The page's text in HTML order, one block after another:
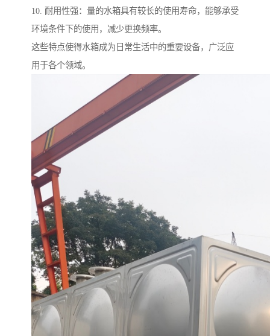
10. 耐用性强：量的水箱具有较长的使用寿命，能够承受
环境条件下的使用，减少更换频率。
这些特点使得水箱成为日常生活中的重要设备，广泛应
用于各个领域。